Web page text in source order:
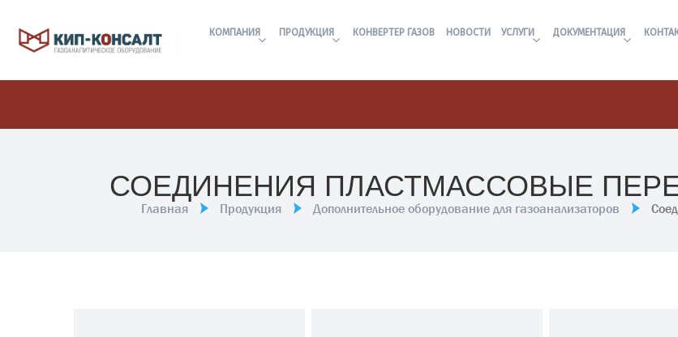
КОМПАНИЯ ПРОДУКЦИЯ КОНВЕРТЕР ГАЗОВ НОВОСТИ УСЛУГИ ДОКУМЕНТАЦИЯ
СОЕДИНЕНИЯ ПЛАСТМАССОВЫЕ
Главная Продукция Дополнительное оборудование для газоанализаторов